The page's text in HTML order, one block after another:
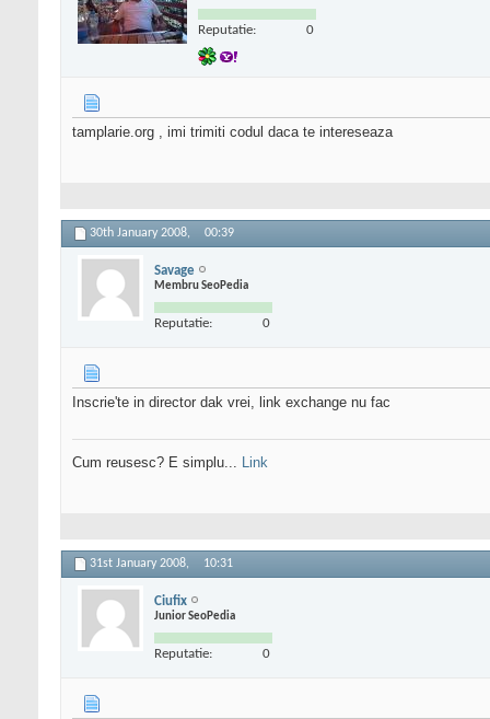
Reputatie: 0
tamplarie.org , imi trimiti codul daca te intereseaza
30th January 2008, 00:39
Savage
Membru SeoPedia
Reputatie: 0
Inscrie'te in director dak vrei, link exchange nu fac
Cum reusesc? E simplu... Link
31st January 2008, 10:31
Ciufix
Junior SeoPedia
Reputatie: 0